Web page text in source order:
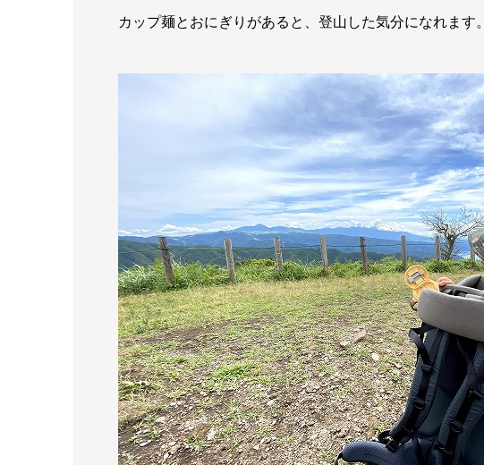
カップ麺とおにぎりがあると、登山した気分になれます。